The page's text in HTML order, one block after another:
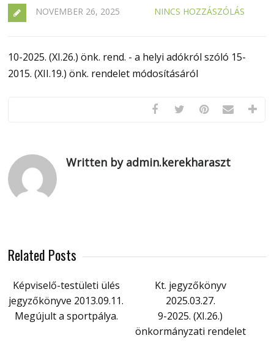
NOVEMBER 26, 2025 NINCS HOZZÁSZÓLÁS
10-2025. (XI.26.) önk. rend. - a helyi adókról szóló 15-
2015. (XII.19.) önk. rendelet módosításáról
Written by admin.kerekharaszt
Related Posts
Képviselő-testületi ülés
jegyzőkönyve 2013.09.11.
Kt. jegyzőkönyv
2025.03.27.
Megújult a sportpálya.
9-2025. (XI.26.)
önkormányzati rendelet